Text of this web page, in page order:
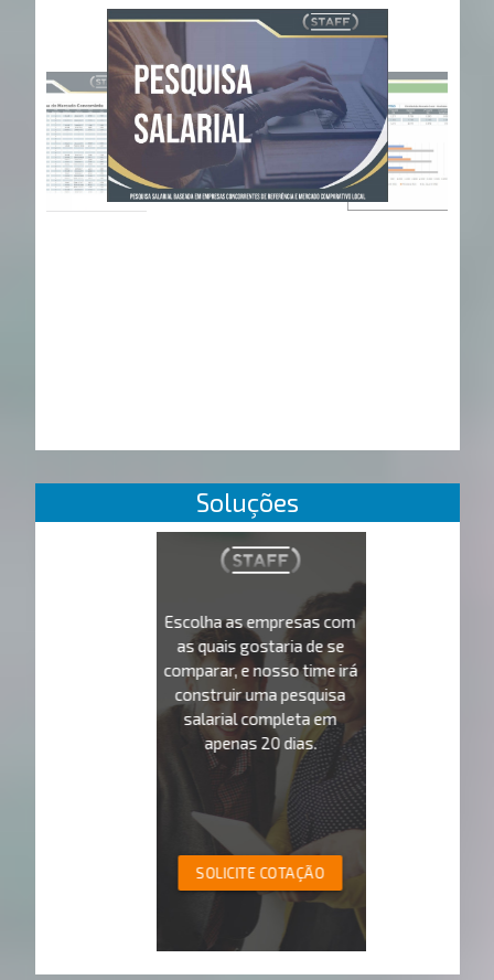
Soluções
Escolha as empresas com
as quais gostaria de se
comparar, e nosso time irá
construir uma pesquisa
salarial completa em
apenas 20 dias.
SOLICITE COTAÇÃO